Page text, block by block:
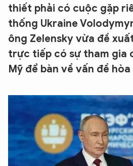
thiết phải có cuộc gặp
thống Ukraine
ông Zelensky vừa đề
trực tiếp có sự tham gia
Mỹ để bàn về vấn đề hòa